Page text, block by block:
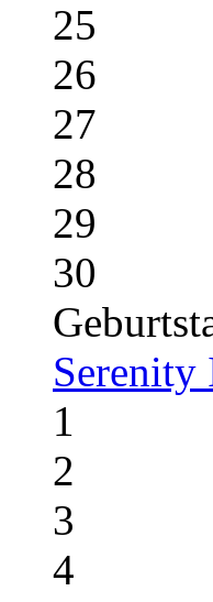
25
26
27
28
29
30
1
2
3
4